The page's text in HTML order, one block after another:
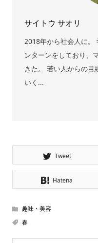
サイトウ サオリ
2018年から社会人に。
ンターンをしており、
きた。 若い人からの目
いく...
Tweet
Hatena
趣味・美容
春